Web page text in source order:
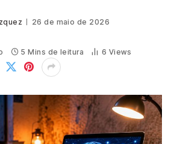
26 de maio de 2026
5 Mins de leitura 6 Views